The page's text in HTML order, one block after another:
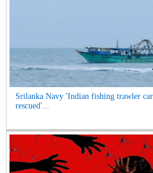
Srilanka Navy 'Indian fishing trawler
rescued'...